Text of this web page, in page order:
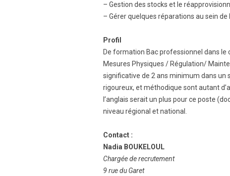
– Gestion des stocks et le
– Gérer quelques réparations au sein de
Profil
De formation Bac professionnel dans le
Mesures Physiques / Régulation/
significative de 2 ans minimum dans
rigoureux, et méthodique sont autant
l’anglais serait un plus pour ce poste
niveau régional et national.
Contact :
Nadia BOUKELOUL
Chargée de recrutement
9 rue du Garet